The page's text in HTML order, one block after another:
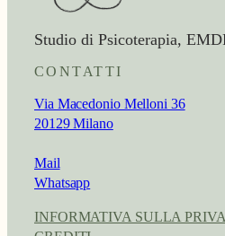
Studio di Psicoterapia,
CONTATTI
Via Macedonio Melloni 36
20129 Milano
Mail
Whatsapp
INFORMATIVA SULLA